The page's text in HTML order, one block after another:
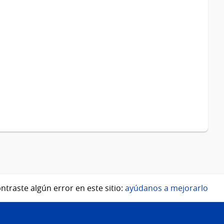
algún error en este sitio: ayúdanos a mejorarlo